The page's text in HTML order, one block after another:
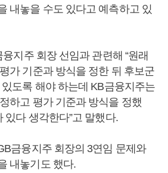
내놓을 수도 있다고 예측하고 있
지주 회장 선임과 관련해 “원래
가 기준과 방식을 정한 뒤 후보군
도록 해야 하는데 KB금융지주는
하고 평가 기준과 방식을 정했
있다 생각한다”고 말했다.
금융지주 회장의 3연임 문제와
내놓기도 했다.